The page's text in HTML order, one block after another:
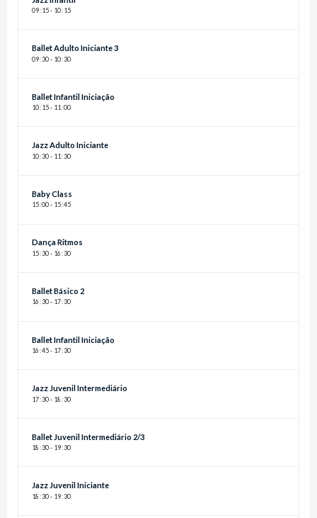
09:15 - 10:15
Ballet Adulto Iniciante 3
09:30 - 10:30
Ballet Infantil Iniciação
10:15 - 11:00
Jazz Adulto Iniciante
10:30 - 11:30
Baby Class
15:00 - 15:45
Dança Ritmos
15:30 - 16:30
Ballet Básico 2
16:30 - 17:30
Ballet Infantil Iniciação
16:45 - 17:30
Jazz Juvenil Intermediário
17:30 - 18:30
Ballet Juvenil Intermediário 2/3
18:30 - 19:30
Jazz Juvenil Iniciante
18:30 - 19:30